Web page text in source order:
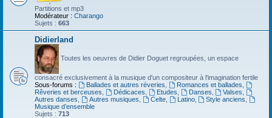
Partitions et mp3
Modérateur : Charango
Sujets : 663
Didierland
Toutes les oeuvres de Didier Doguet regroupées, un espace
consacré exclusivement à la musique d'un compositeur à l'imagination fertile
Sous-forums :
Ballades et autres réveries Romances et ballades
Rêveries et berceuses
Dédicaces Etudes Danses Valses
Autres danses
Autres musiques Celte, Latino, Style anciens
Musique d’ensemble
Sujets : 713